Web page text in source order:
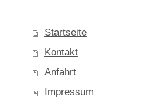
Startseite
Kontakt
Anfahrt
Impressum